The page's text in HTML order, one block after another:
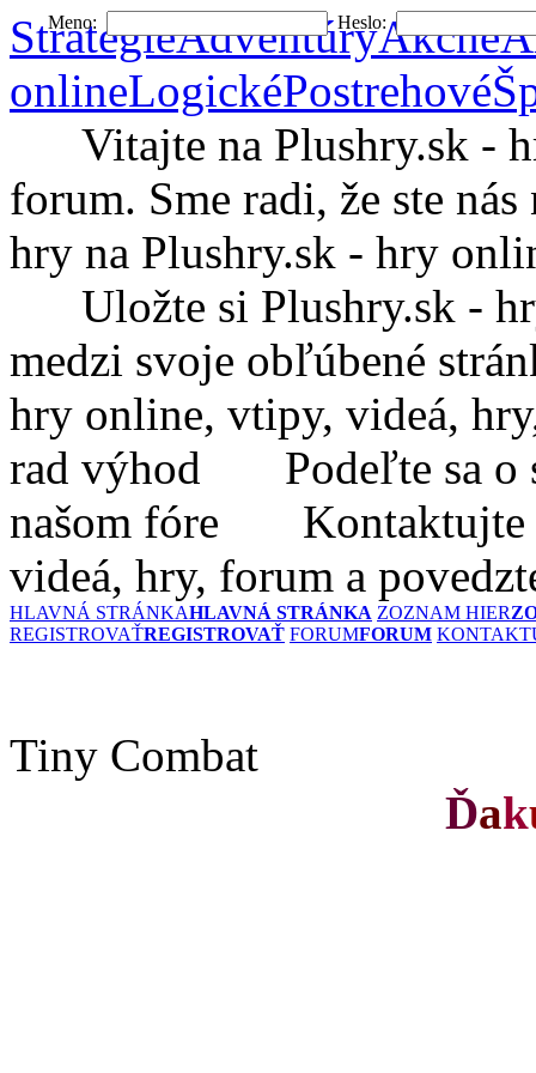
Meno: Heslo:
StratégieAdventúryAkčné
onlineLogickéPostrehové
Vitajte na Plushry.sk -
forum. Sme radi, že ste
hry na Plushry.sk - hry
Uložte si Plushry.sk -
medzi svoje obľúbené
hry online, vtipy, videá,
rad výhod
Podeľte sa o
našom fóre
Kontaktujte
videá, hry, forum a
HLAVNÁ STRÁNKAHLAVNÁ STRÁNKA ZOZNAM HIER
REGISTROVAŤREGISTROVAŤ FORUMFORUM
Tiny Combat
Ďak